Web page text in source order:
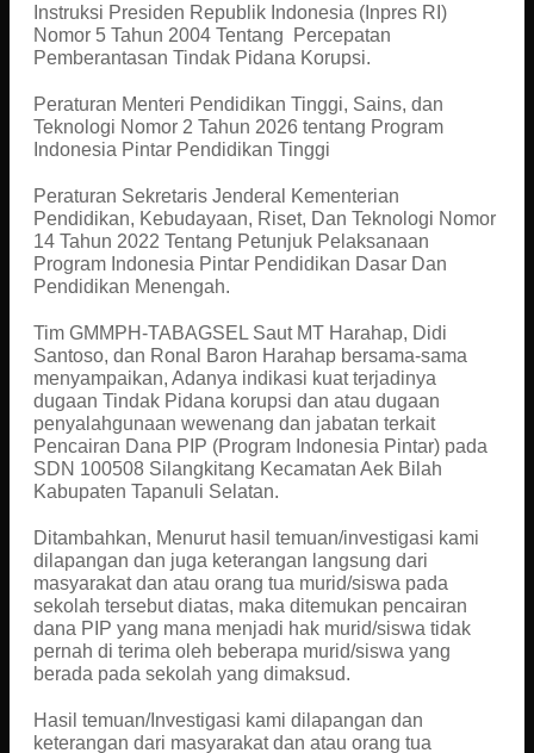
Instruksi Presiden Republik Indonesia (Inpres RI)
Nomor 5 Tahun 2004 Tentang Percepatan
Pemberantasan Tindak Pidana Korupsi.
Peraturan Menteri Pendidikan Tinggi, Sains, dan
Teknologi Nomor 2 Tahun 2026 tentang Program
Indonesia Pintar Pendidikan Tinggi
Peraturan Sekretaris Jenderal Kementerian
Pendidikan, Kebudayaan, Riset, Dan Teknologi Nomor
14 Tahun 2022 Tentang Petunjuk Pelaksanaan
Program Indonesia Pintar Pendidikan Dasar Dan
Pendidikan Menengah.
Tim GMMPH-TABAGSEL Saut MT Harahap, Didi
Santoso, dan Ronal Baron Harahap bersama-sama
menyampaikan, Adanya indikasi kuat terjadinya
dugaan Tindak Pidana korupsi dan atau dugaan
penyalahgunaan wewenang dan jabatan terkait
Pencairan Dana PIP (Program Indonesia Pintar) pada
SDN 100508 Silangkitang Kecamatan Aek Bilah
Kabupaten Tapanuli Selatan.
Ditambahkan, Menurut hasil temuan/investigasi kami
dilapangan dan juga keterangan langsung dari
masyarakat dan atau orang tua murid/siswa pada
sekolah tersebut diatas, maka ditemukan pencairan
dana PIP yang mana menjadi hak murid/siswa tidak
pernah di terima oleh beberapa murid/siswa yang
berada pada sekolah yang dimaksud.
Hasil temuan/Investigasi kami dilapangan dan
keterangan dari masyarakat dan atau orang tua